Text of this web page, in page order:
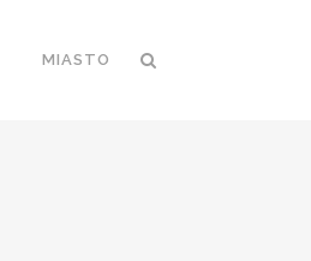
MIASTO